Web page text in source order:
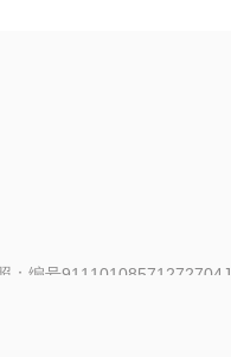
：编号91110108571272704J